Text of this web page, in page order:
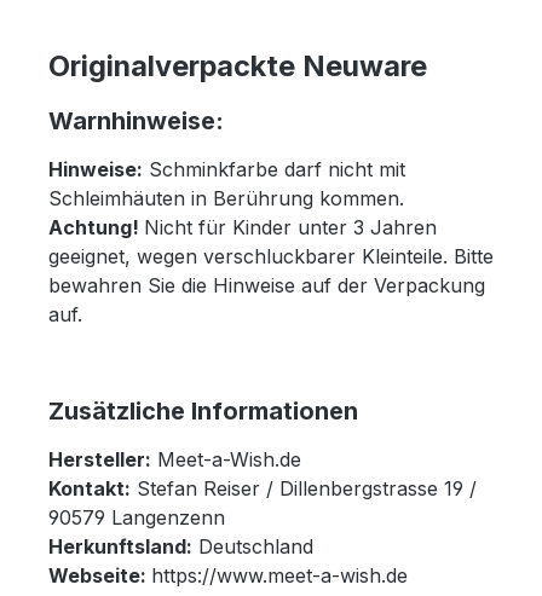
Originalverpackte Neuware
Warnhinweise:
Hinweise: Schminkfarbe darf nicht mit
Schleimhäuten in Berührung kommen.
Achtung! Nicht für Kinder unter 3 Jahren
geeignet, wegen verschluckbarer Kleinteile. Bitte
bewahren Sie die Hinweise auf der Verpackung
auf.
Zusätzliche Informationen
Hersteller: Meet-a-Wish.de
Kontakt: Stefan Reiser / Dillenbergstrasse 19 /
90579 Langenzenn
Herkunftsland: Deutschland
Webseite: https://www.meet-a-wish.de